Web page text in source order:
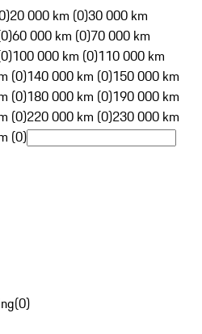
20 000 km (0)30 000 km
60 000 km (0)70 000 km
100 000 km (0)110 000 km
(0)140 000 km (0)150 000 km
(0)180 000 km (0)190 000 km
(0)220 000 km (0)230 000 km
(0)
(0)